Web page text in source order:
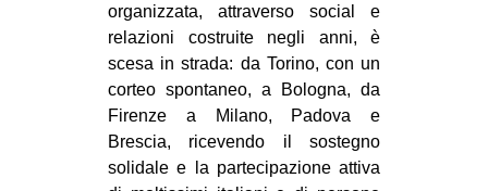
organizzata, attraverso social e
relazioni costruite negli anni, è
scesa in strada: da Torino, con un
corteo spontaneo, a Bologna, da
Firenze a Milano, Padova e
Brescia, ricevendo il sostegno
solidale e la partecipazione attiva